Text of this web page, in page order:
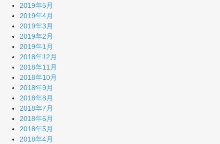
2019年5月
2019年4月
2019年3月
2019年2月
2019年1月
2018年12月
2018年11月
2018年10月
2018年9月
2018年8月
2018年7月
2018年6月
2018年5月
2018年4月